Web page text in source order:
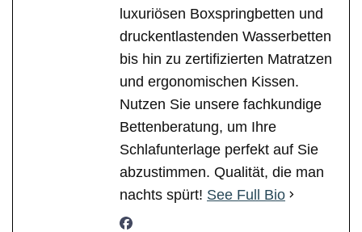
luxuriösen Boxspringbetten und
druckentlastenden Wasserbetten
bis hin zu zertifizierten Matratzen
und ergonomischen Kissen.
Nutzen Sie unsere fachkundige
Bettenberatung, um Ihre
Schlafunterlage perfekt auf Sie
abzustimmen. Qualität, die man
nachts spürt! See Full Bio